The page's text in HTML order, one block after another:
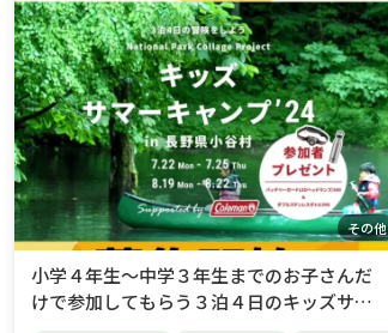
その他
小学４年生～中学３年生までのお子さんだ
けで参加してもらう３泊４日のキッズサマ